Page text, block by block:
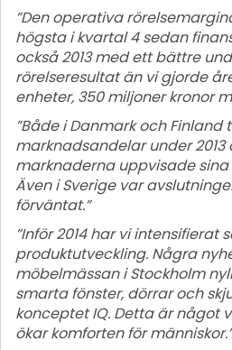
”Den operativa
högsta i kvartal 4 sedan
också 2013 med ett bättre
rörelseresultat än vi gjorde
enheter, 350 miljoner kronor
”Både i Danmark och Finland
marknadsandelar under
marknaderna uppvisade
Även i Sverige var
förväntat.”
”Inför 2014 har vi intensifierat
produktutveckling. Några
möbelmässan i Stockholm
smarta fönster, dörrar och
konceptet IQ. Detta är något
ökar komforten för människor.”